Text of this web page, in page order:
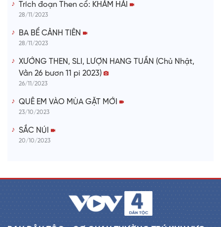
Trích đoạn Then cổ: KHẢM HẢI
28/11/2023
BA BỂ CẢNH TIÊN
28/11/2023
XƯỚNG THEN, SLI, LƯỢN HANG TUẦN (Chủ Nhật,
Vằn 26 bươn 11 pi 2023)
26/11/2023
QUÊ EM VÀO MÙA GẶT MỚI
23/10/2023
SẮC NÚI
20/10/2023